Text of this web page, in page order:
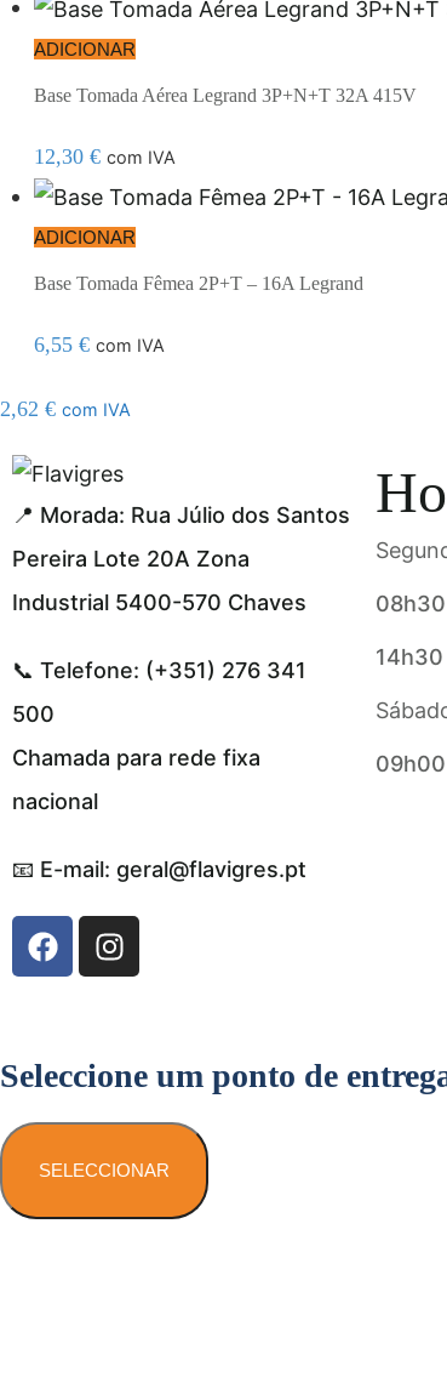
ADICIONAR
Base Tomada Aérea Legrand 3P+N+T 32A 415V
12,30 € com IVA
ADICIONAR
Base Tomada Fêmea 2P+T – 16A Legrand
6,55 € com IVA
2,62 € com IVA
resmi adresi
📍 Morada: Rua Júlio dos Santos
Pereira Lote 20A Zona
Industrial 5400-570 Chaves
📞 Telefone: (+351) 276 341
500
Chamada para rede fixa
nacional
📧 E-mail: geral@flavigres.pt
Seleccione um ponto de
SELECCIONAR